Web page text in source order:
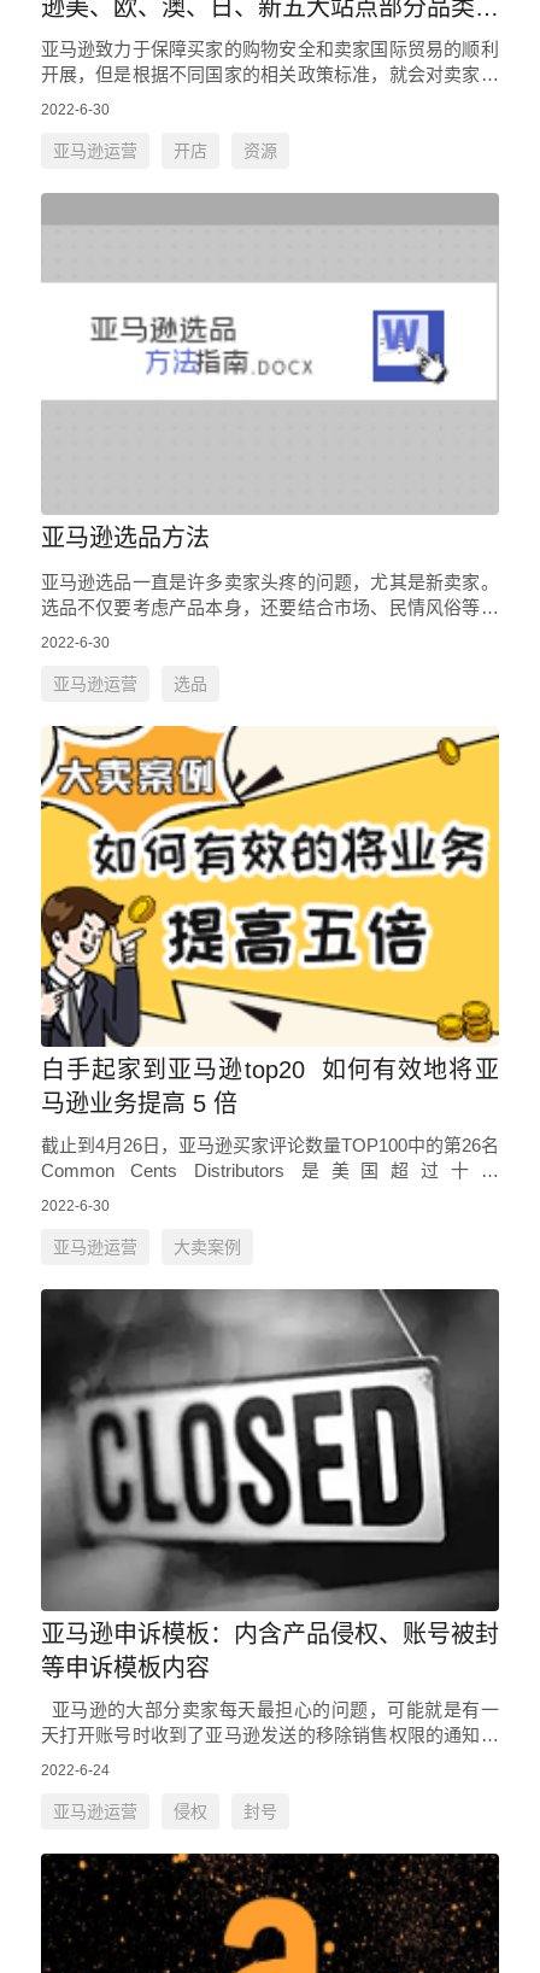
逊美、欧、澳、日、新五大站点部分品类的
合规政策
亚马逊致力于保障买家的购物安全和卖家国际贸易的顺利
开展，但是根据不同国家的相关政策标准，就会对卖家所
销售的部分商品进行相关的安全审核，因为通过这些审核
2022-6-30
亚马逊运营 开店 资源
亚马逊选品方法
亚马逊选品一直是许多卖家头疼的问题，尤其是新卖家。
选品不仅要考虑产品本身，还要结合市场、民情风俗等情
况进行考虑，下面就分享一下亚马逊选品方法。 卖家在
2022-6-30
亚马逊运营 选品
白手起家到亚马逊top20 如何有效地将亚
马逊业务提高 5 倍
截止到4月26日，亚马逊买家评论数量TOP100中的第26名
Common Cents Distributors 是美国超过十万
Amazon.com 客户信赖的顶级卖家，在…
2022-6-30
亚马逊运营 大卖案例
亚马逊申诉模板：内含产品侵权、账号被封
等申诉模板内容
亚马逊的大部分卖家每天最担心的问题，可能就是有一
天打开账号时收到了亚马逊发送的移除销售权限的通知，
相信这时的卖家都是一脸懵的状态，因为不知道触犯了什
2022-6-24
亚马逊运营 侵权 封号